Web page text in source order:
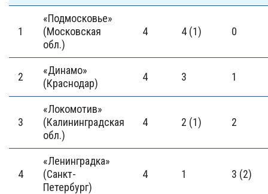
1
«Подмосковье»
(Московская
обл.)
4 4 (1) 0
2
«Динамо»
(Краснодар)
4 3 1
3
«Локомотив»
(Калининградская
обл.)
4 2 (1) 2
4
«Ленинградка»
(Санкт-
Петербург)
4 1 3 (2)